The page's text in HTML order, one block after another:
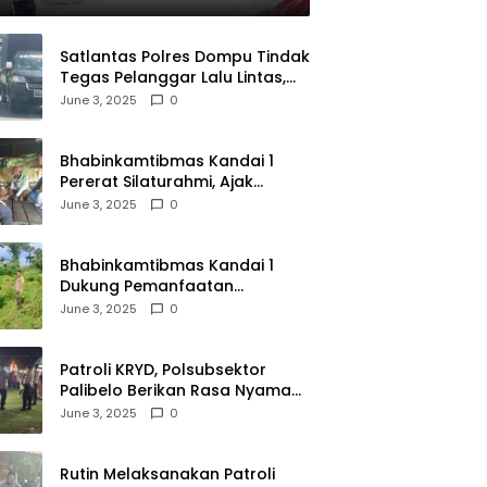
Satlantas Polres Dompu Tindak
Tegas Pelanggar Lalu Lintas,
Mobil Bodong, dan Kendaraan
June 3, 2025 0
Bhabinkamtibmas Kandai 1
Pererat Silaturahmi, Ajak
Warga Jaga Keamanan
June 3, 2025 0
Bhabinkamtibmas Kandai 1
Dukung Pemanfaatan
Pekarangan untuk Ketahanan
June 3, 2025 0
Patroli KRYD, Polsubsektor
Palibelo Berikan Rasa Nyaman
Bagi Masyarakat dan
June 3, 2025 0
Rutin Melaksanakan Patroli